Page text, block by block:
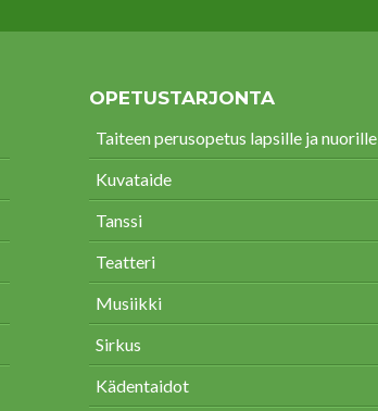
OPETUSTARJONTA
Taiteen perusopetus lapsille ja nuorille
Kuvataide
Tanssi
Teatteri
Musiikki
Sirkus
Kädentaidot